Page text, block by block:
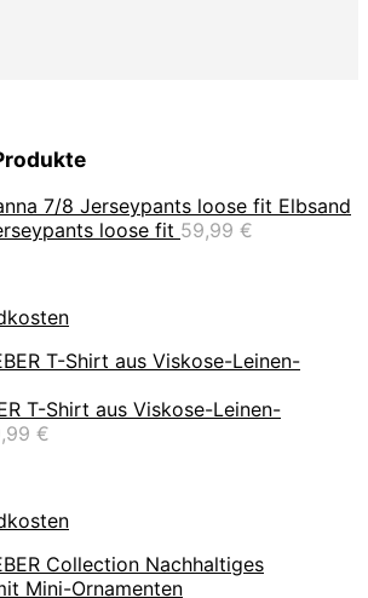
Elbsand
loose fit 59,99 €
T-Shirt aus Viskose-Leinen-
€